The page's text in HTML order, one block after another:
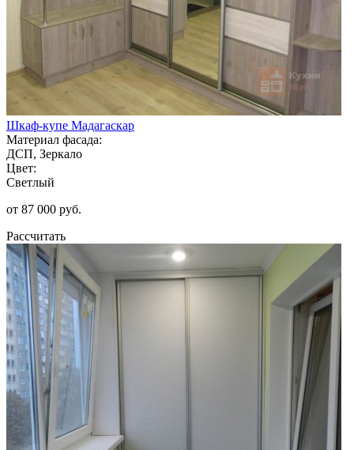
Шкаф-купе Мадагаскар
Материал фасада:
ДСП, Зеркало
Цвет:
Светлый
от 87 000 руб.
Рассчитать